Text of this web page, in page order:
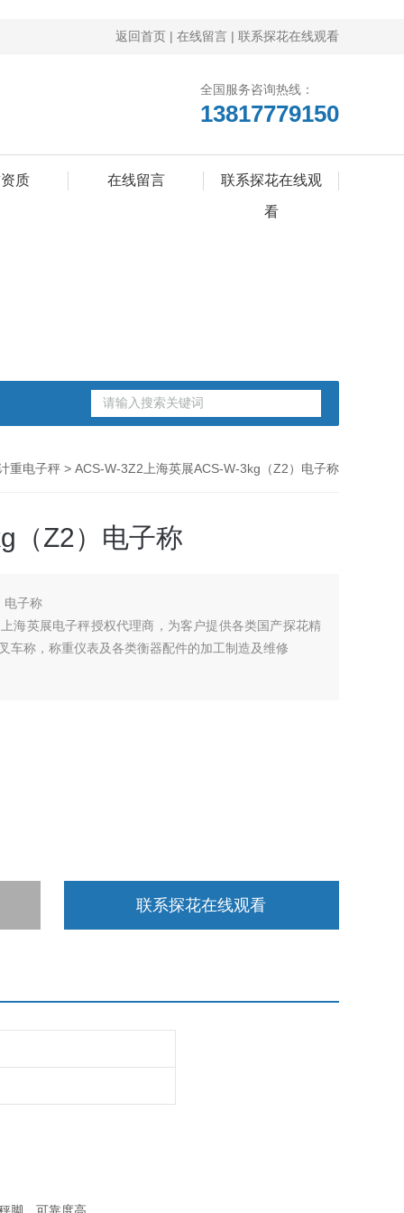
返回首页 | 在线留言 | 联系探花在线观看
全国服务咨询热线：
13817779150
质 在线留言 联系探花在线观
看
重电子秤 > ACS-W-3Z2上海英展ACS-W-3kg（Z2）电子称
（Z2）电子称
电子称
英展电子秤授权代理商，为客户提供各类国产探花精
叉车称，称重仪表及各类衡器配件的加工制造及维修
联系探花在线观看